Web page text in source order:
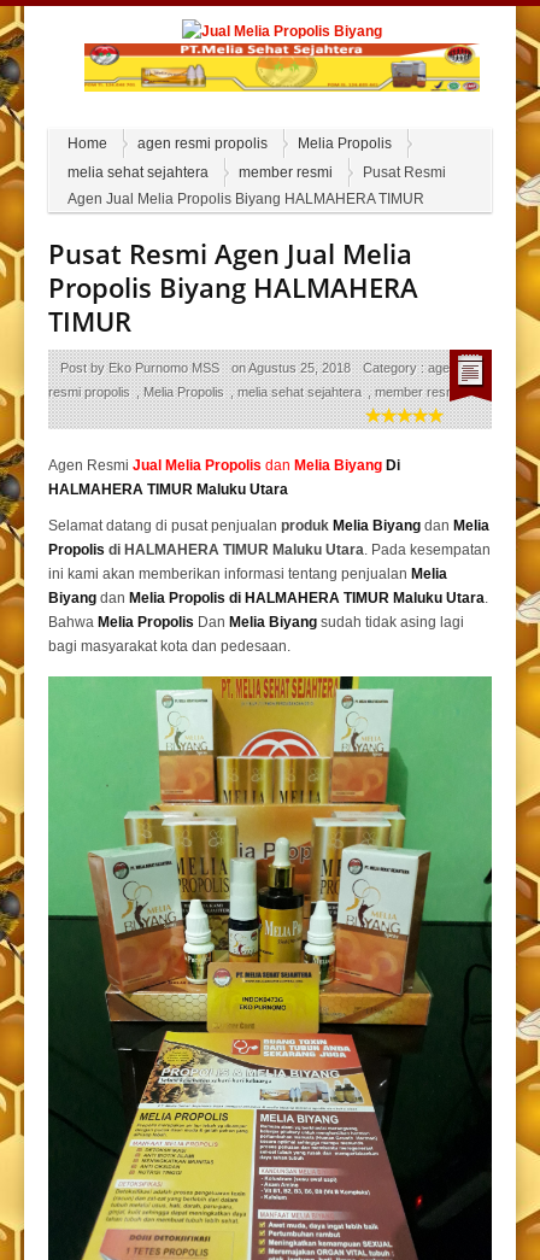
Home agen resmi propolis
Melia Propolis
melia sehat sejahtera
member resmi
Pusat Resmi
Agen Jual Melia Propolis Biyang HALMAHERA TIMUR
Pusat Resmi Agen Jual Melia
Propolis Biyang HALMAHERA
TIMUR
Post byEko Purnomo MSS onAgustus 25, 2018 Category :agen
resmi propolis ,Melia Propolis ,melia sehat sejahtera ,member resmi
Agen Resmi Jual Melia Propolis dan Melia Biyang Di
HALMAHERA TIMUR Maluku Utara
Selamat datang di pusat penjualan produk Melia Biyang dan Melia
Propolis di HALMAHERA TIMUR Maluku Utara. Pada kesempatan
ini kami akan memberikan informasi tentang penjualan Melia
Biyang dan Melia Propolis di HALMAHERA TIMUR Maluku Utara.
Bahwa Melia Propolis Dan Melia Biyang sudah tidak asing lagi
bagi masyarakat kota dan pedesaan.